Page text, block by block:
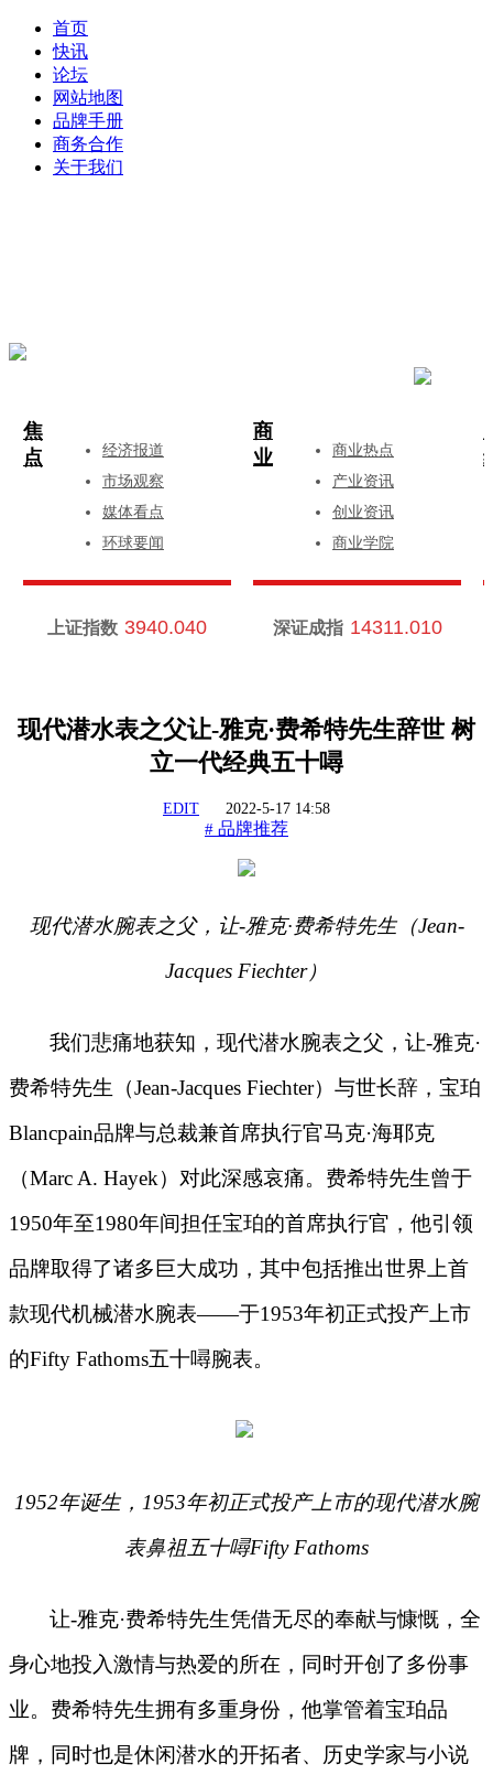
首页
快讯
论坛
网站地图
品牌手册
商务合作
关于我们
焦
点
经济报道
市场观察
媒体看点
环球要闻
商
业
商业热点
产业资讯
创业资讯
商业学院
上证指数 3940.040 深证成指 14311.010
现代潜水表之父让-雅克·费希特先生辞世 树
立一代经典五十噚
EDIT 2022-5-17 14:58
# 品牌推荐
现代潜水腕表之父， 让-雅克·费希特先生（Jean-
Jacques Fiechter）
我们悲痛地获知 ，现代潜水腕表之父 ，让-雅克·
费希特先生 （Jean-Jacques Fiechter） 与世长辞 ， 宝珀
Blancpain品牌与总裁兼首席执行官马克·海耶克
（Marc A. Hayek） 对此深感哀痛。费希特先生曾于
1950年至1980年间担任宝珀的首席执行官，他引领
品牌取得了诸多巨大成功，其中包括推出世界上首
款现代机械潜水腕表——于1953年初正式投产上市
的Fifty Fathoms五十噚腕表。
1952年诞生，1953年初正式投产上市的现代潜水腕
表鼻祖五十噚Fifty Fathoms
让-雅克·费希特先生凭借无尽的奉献与慷慨，全
身心地投入激情与热爱的所在，同时开创了多份事
业。费希特先生拥有多重身份，他掌管着宝珀品
牌，同时也是休闲潜水的开拓者、历史学家与小说